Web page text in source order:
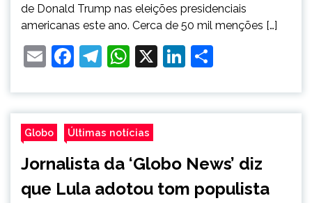
de Donald Trump nas eleições presidenciais
americanas este ano. Cerca de 50 mil menções […]
EmailFacebook
Telegram
WhatsApp
X LinkedIn
Globo Últimas notícias
Jornalista da ‘Globo News’ diz
que Lula adotou tom populista